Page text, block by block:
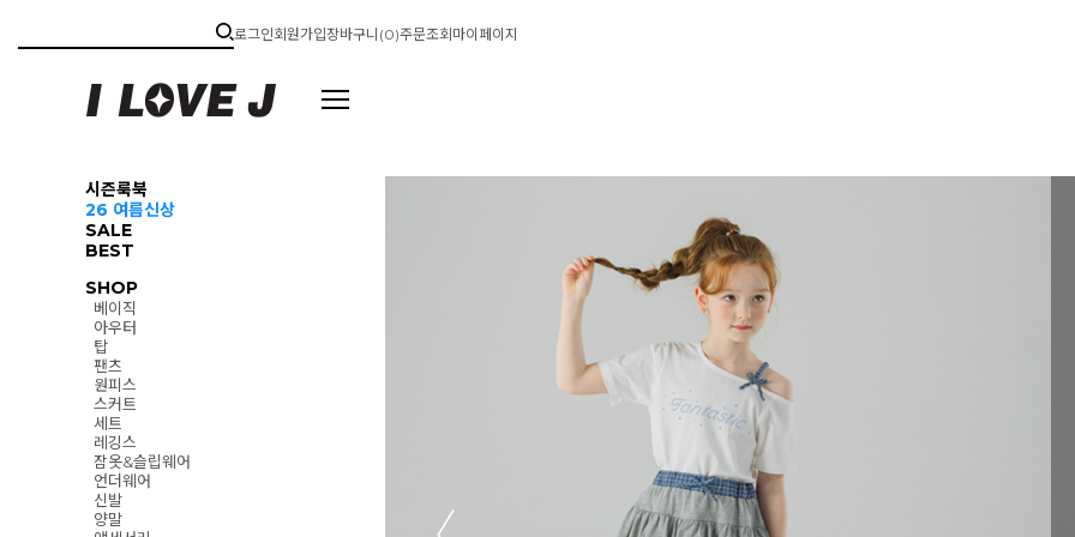
로그인회원가입장바구니(0)주문조회마이페이지
시즌룩북
26 여름신상
SALE
BEST
SHOP
베이직
아우터
탑
팬츠
원피스
스커트
세트
레깅스
잠옷&슬립웨어
언더웨어
신발
양말